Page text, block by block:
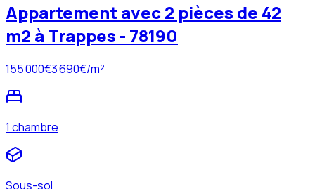
Appartement avec 2 pièces de 42
m2 à Trappes - 78190
155 000€3 690€/m²
1 chambre
Sous-sol